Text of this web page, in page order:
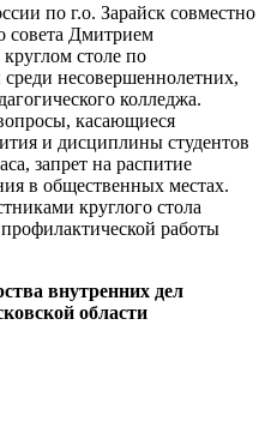
по г.о. Зарайск совместно
совета Дмитрием
столе по
несовершеннолетних,
колледжа.
касающиеся
и дисциплины студентов
запрет на распитие
в общественных местах.
круглого стола
работы
внутренних дел
области